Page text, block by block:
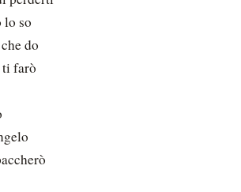
lo so
do
ti farò